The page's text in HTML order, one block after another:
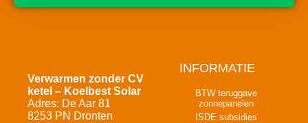
Verwarmen zonder CV
ketel – Koelbest Solar
Adres: De Aar 81
8253 PN Dronten
INFORMATIE
BTW teruggave
zonnepanelen
ISDE subsidies